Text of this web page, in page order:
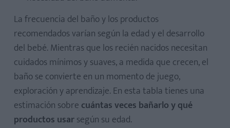
La frecuencia del baño y los productos
recomendados varían según la edad y el desarrollo
del bebé. Mientras que los recién nacidos necesitan
cuidados mínimos y suaves, a medida que crecen, el
baño se convierte en un momento de juego,
exploración y aprendizaje. En esta tabla tienes una
estimación sobre cuántas veces bañarlo y qué
productos usarsegún su edad.